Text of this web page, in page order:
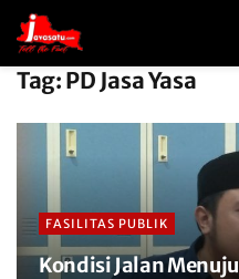
Tag: PD Jasa Yasa
FASILITAS PUBLIK
Kondisi Jalan